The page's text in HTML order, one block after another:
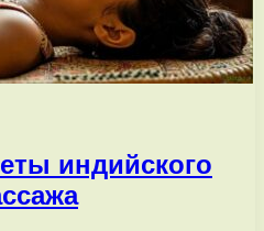
индийского